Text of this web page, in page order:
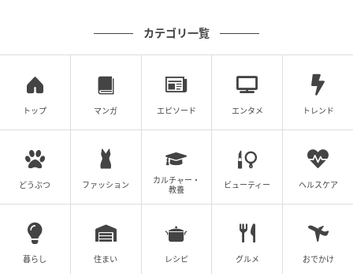
カテゴリ一覧
トップ マンガ エピソード エンタメ トレンド
どうぶつ ファッション
カルチャー・
教養
ビューティー ヘルスケア
暮らし 住まい レシピ グルメ おでかけ